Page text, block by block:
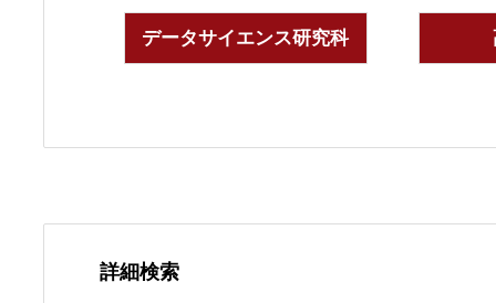
データサイエンス研究科
詳細検索